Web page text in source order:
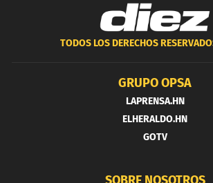
TODOS LOS DERECHOS
GRUPO OPSA
LAPRENSA.HN
ELHERALDO.HN
GOTV